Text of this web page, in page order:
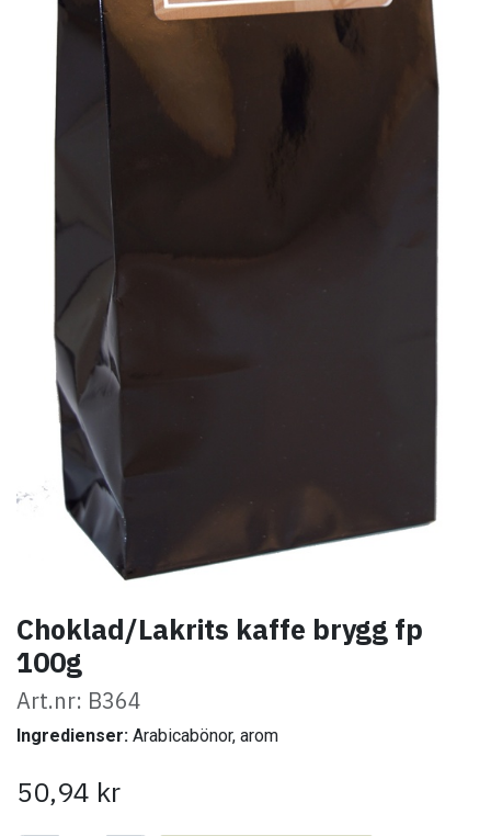
Choklad/Lakrits kaffe brygg fp
100g
Art.nr: B364
Ingredienser: Arabicabönor, arom
50,94 kr